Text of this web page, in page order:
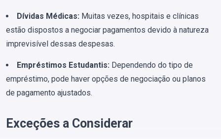
Dívidas Médicas: Muitas vezes, hospitais e clínicas
estão dispostos a negociar pagamentos devido à natureza
imprevisível dessas despesas.
Empréstimos Estudantis: Dependendo do tipo de
empréstimo, pode haver opções de negociação ou planos
de pagamento ajustados.
Exceções a Considerar